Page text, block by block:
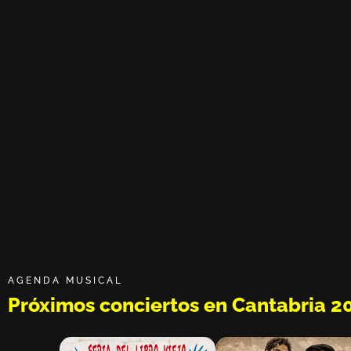
AGENDA MUSICAL
Próximos conciertos en Cantabria